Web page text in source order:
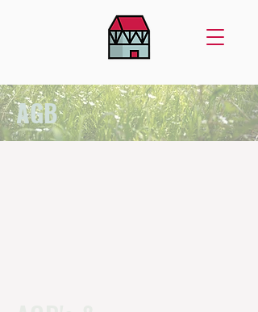
AGB